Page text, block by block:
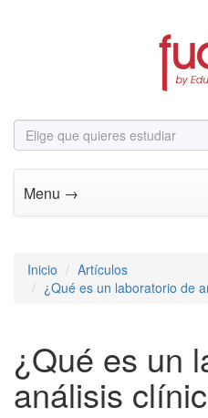
Menu →
Inicio
Artículos
¿Qué es un laboratorio de
¿Qué es un
análisis